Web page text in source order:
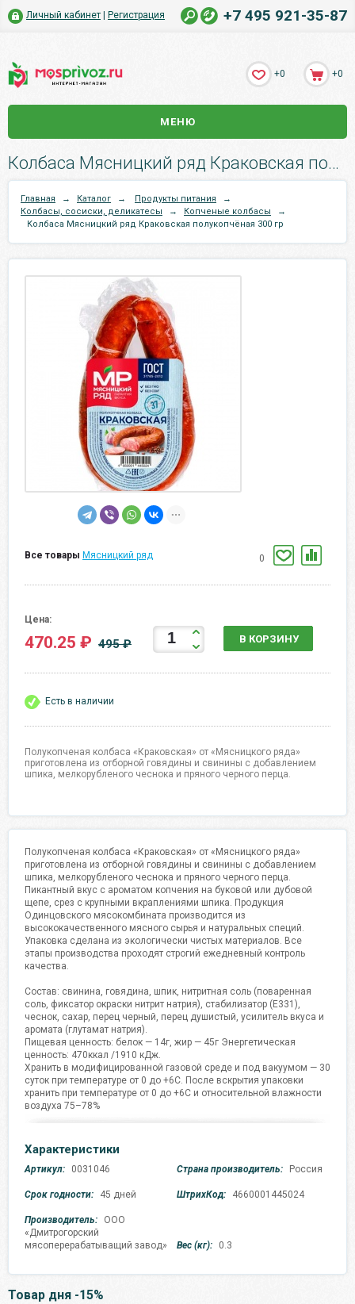
Личный кабинет Регистрация +7 495 921-35-87
+0 +0
МЕНЮ
Колбаса Мясницкий ряд Краковская полукопчёная 300 гр.
Главная → Каталог → Продукты питания
→
Колбасы, сосиски, деликатесы
→ Копченые колбасы
→
Колбаса Мясницкий ряд Краковская полукопчёная 300 гр
Все товары Мясницкий ряд 0
Цена:
470.25 ₽ 495 ₽ В КОРЗИНУ
Есть в наличии
Полукопченая колбаса «Краковская» от «Мясницкого ряда»
приготовлена из отборной говядины и свинины с добавлением
шпика, мелкорубленого чеснока и пряного черного перца.
Полукопченая колбаса «Краковская» от «Мясницкого ряда»
приготовлена из отборной говядины и свинины с добавлением
шпика, мелкорубленого чеснока и пряного черного перца.
Пикантный вкус с ароматом копчения на буковой или дубовой
щепе, срез с крупными вкраплениями шпика. Продукция
Одинцовского мясокомбината производится из
высококачественного мясного сырья и натуральных специй.
Упаковка сделана из экологически чистых материалов. Все
этапы производства проходят строгий ежедневный контроль
качества.
Состав: свинина, говядина, шпик, нитритная соль (поваренная
соль, фиксатор окраски нитрит натрия), стабилизатор (Е331),
чеснок, сахар, перец черный, перец душистый, усилитель вкуса и
аромата (глутамат натрия).
Пищевая ценность: белок — 14г, жир — 45г Энергетическая
ценность: 470ккал /1910 кДж.
Хранить в модифицированной газовой среде и под вакуумом — 30
суток при температуре от 0 до +6С. После вскрытия упаковки
хранить при температуре от 0 до +6С и относительной влажности
воздуха 75–78%
Характеристики
Артикул: 0031046 Страна производитель: Россия
Срок годности: 45 дней ШтрихКод: 4660001445024
Производитель:
ООО
«Дмитрогорский
мясоперерабатыващий завод»
Вес (кг): 0.3
Товар дня -15%